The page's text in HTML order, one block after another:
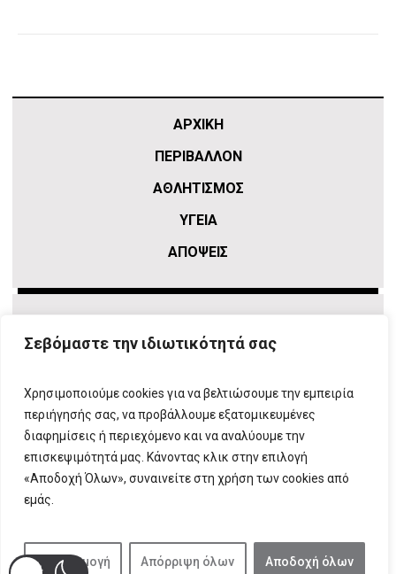
Σεβόμαστε την ιδιωτικότητά σας
Χρησιμοποιούμε cookies για να βελτιώσουμε την εμπειρία
περιήγησής σας, να προβάλλουμε εξατομικευμένες
διαφημίσεις ή περιεχόμενο και να αναλύουμε την
επισκεψιμότητά μας. Κάνοντας κλικ στην επιλογή
«Αποδοχή Όλων», συναινείτε στη χρήση των cookies από
εμάς.
Προσαρμογή Απόρριψη όλων Αποδοχή όλων
ΑΡΧΙΚΗ
ΠΕΡΙΒΑΛΛΟΝ
ΑΘΛΗΤΙΣΜΌΣ
ΥΓΕΙΑ
ΑΠΟΨΕΙΣ
T: 210 666 3993 E: info@attikovima.gr
ΠΛΗΡΟΦΟΡΙΕΣ
ΦΟΡΜΑ ΕΠΙΚΟΙΝΩΝΙΑΣ
ΔΗΛΩΣΗ ΣΥΜΜΟΡΦΩΣΗΣ
ΜΕ ΤΗ ΣΥΣΤΑΣΗ (ΕΕ) 2018/334